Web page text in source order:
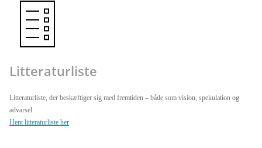
Litteraturliste
Litteraturliste, der beskæftiger sig med fremtiden – både som vision, spekulation og
advarsel.
Hent litteraturliste her